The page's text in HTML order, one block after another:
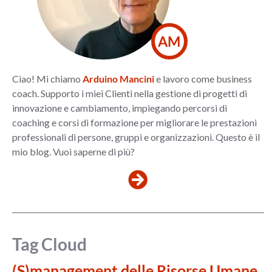
AM
Ciao! Mi chiamo Arduino Mancinie lavoro come business
coach. Supporto i miei Clienti nella gestione di progetti di
innovazione e cambiamento, impiegando percorsi di
coaching e corsi di formazione per migliorare le prestazioni
professionali di persone, gruppi e organizzazioni. Questo è il
mio blog. Vuoi saperne di più?
Tag Cloud